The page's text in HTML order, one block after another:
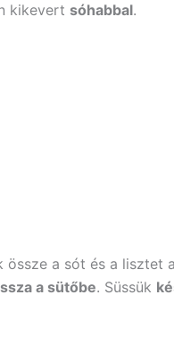
kikevert sóhabbal.
össze a sót és a lisztet
a sütőbe. Süssük